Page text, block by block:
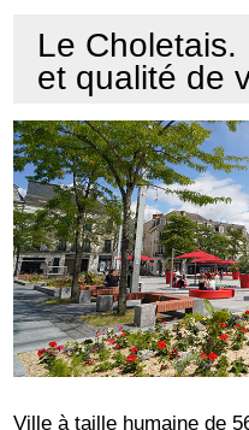
Le
et qualité de
Ville à taille humaine de